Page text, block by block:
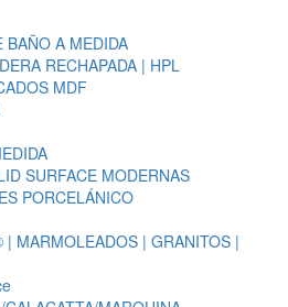
BAÑO A MEDIDA
RECHAPADA | HPL
MDF
SURFACE MODERNAS
PORCELÁNICO
| MARMOLEADOS | GRANITOS |